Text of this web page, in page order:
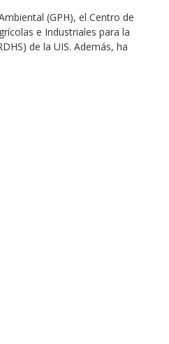
(GPH), el Centro de
e Industriales para la
de la UIS. Además, ha